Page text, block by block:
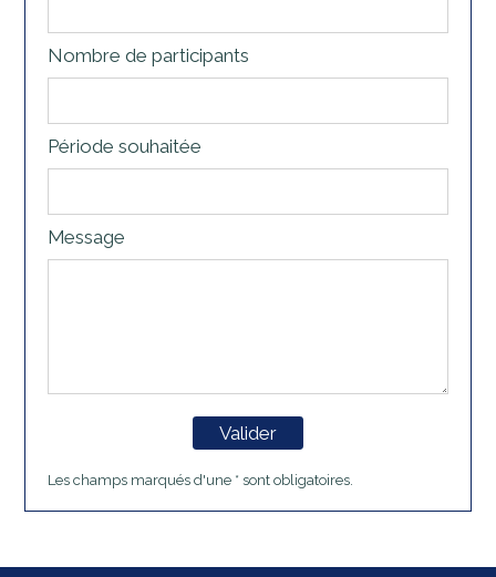
Nombre de participants
Période souhaitée
Message
Valider
Les champs marqués d'une * sont obligatoires.